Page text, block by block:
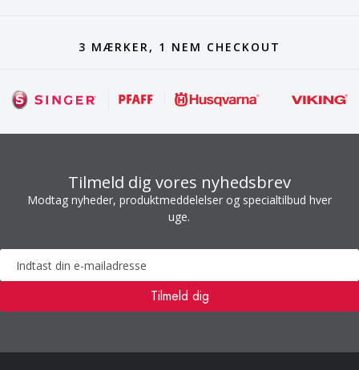
3 MÆRKER, 1 NEM CHECKOUT
Tilmeld dig vores nyhedsbrev
Modtag nyheder, produktmeddelelser og specialtilbud hver
uge.
Nyhedsbrev
Tilmeld dig